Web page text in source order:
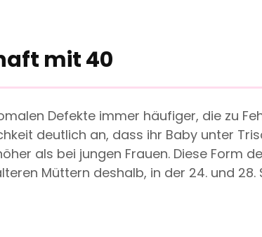
mit 40
Defekte immer häufiger, die zu
deutlich an, dass ihr Baby unter
als bei jungen Frauen. Diese Form
Müttern deshalb, in der 24. und